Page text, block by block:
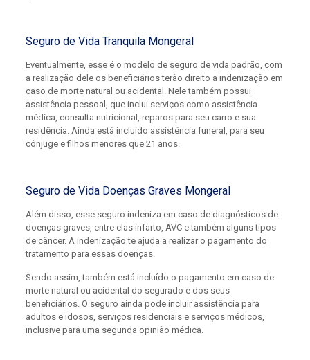
Seguro de Vida Tranquila Mongeral
Eventualmente, esse é o modelo de seguro de vida padrão, com
a realização dele os beneficiários terão direito a indenização em
caso de morte natural ou acidental. Nele também possui
assistência pessoal, que inclui serviços como assistência
médica, consulta nutricional, reparos para seu carro e sua
residência. Ainda está incluído assistência funeral, para seu
cônjuge e filhos menores que 21 anos.
Seguro de Vida Doenças Graves Mongeral
Além disso, esse seguro indeniza em caso de diagnósticos de
doenças graves, entre elas infarto, AVC e também alguns tipos
de câncer. A indenização te ajuda a realizar o pagamento do
tratamento para essas doenças.
Sendo assim, também está incluído o pagamento em caso de
morte natural ou acidental do segurado e dos seus
beneficiários. O seguro ainda pode incluir assistência para
adultos e idosos, serviços residenciais e serviços médicos,
inclusive para uma segunda opinião médica.